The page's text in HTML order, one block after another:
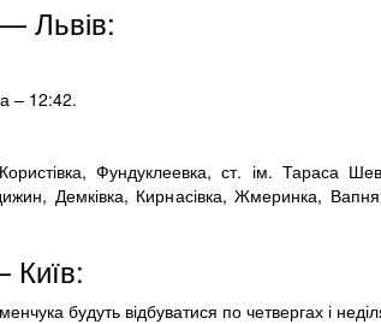
Львів:
– 12:42.
Фундуклеевка, ст. ім. Тараса
Демківка, Кирнасівка, Жмеринка,
будуть відбуватися по четвергах і